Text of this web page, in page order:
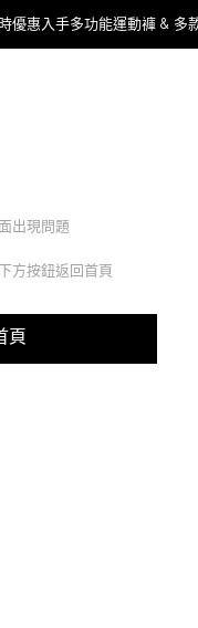
優惠入手多功能運動褲 & 多
出現問題
方按鈕返回首頁
頁